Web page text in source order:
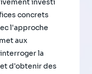
investi
concrets
l'approche
aux
la
d'obtenir des